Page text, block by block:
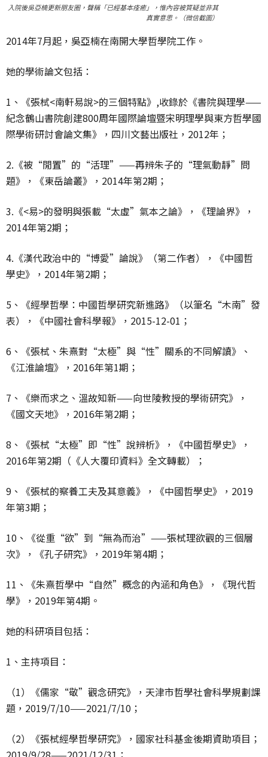
入院後吳亞楠更新朋友圈，聲稱「已經基本痊癒」，惟內容被質疑並非其
真實意思。（微信截圖）
2014年7月起，吳亞楠在南開大學哲學院工作。
她的學術論文包括：
1、《張栻<南軒易說>的三個特點》,收錄於《書院與理學——
紀念鶴山書院創建800周年國際論壇暨宋明理學與東方哲學國
際學術研討會論文集》，四川文藝出版社，2012年；
2.《被“閒置”的“活理”——再辨朱子的“理氣動靜”問
題》，《東岳論叢》，2014年第2期；
3.《<易>的發明與張載“太虛”氣本之論》，《理論界》，
2014年第2期；
4.《漢代政治中的“博愛”論說》（第二作者），《中國哲
學史》，2014年第2期；
5、《經學哲學：中國哲學研究新進路》（以筆名“木南”發
表），《中國社會科學報》，2015-12-01；
6、《張栻、朱熹對“太極”與“性”關系的不同解讀》、
《江淮論壇》，2016年第1期；
7、《樂而求之、溫故知新——向世陵教授的學術研究》，
《國文天地》，2016年第2期；
8、《張栻“太極”即“性”說辨析》，《中國哲學史》，
2016年第2期（《人大覆印資料》全文轉載）；
9、《張栻的察養工夫及其意義》，《中國哲學史》，2019
年第3期；
10、《從重“欲”到“無為而治”——張栻理欲觀的三個層
次》，《孔子研究》，2019年第4期；
11、《朱熹哲學中“自然”概念的內涵和角色》，《現代哲
學》，2019年第4期。
她的科研項目包括：
1、主持項目：
（1）《儒家“敬”觀念研究》，天津市哲學社會科學規劃課
題，2019/7/10——2021/7/10；
（2）《張栻經學哲學研究》，國家社科基金後期資助項目；